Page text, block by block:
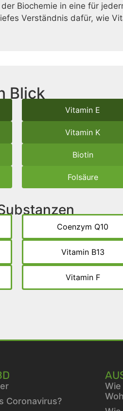
Biochemie in eine für
Verständnis dafür, wie
Blick
Vitamin E
Vitamin K
Biotin
Folsäure
Coenzym Q10
Vitamin B13
Vitamin F
Coronavirus?